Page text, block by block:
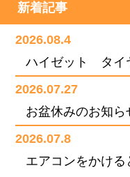
新着記事
2026.08.4
ハイゼット タイ
2026.07.27
お盆休みのお知ら
2026.07.8
エアコンをかけ